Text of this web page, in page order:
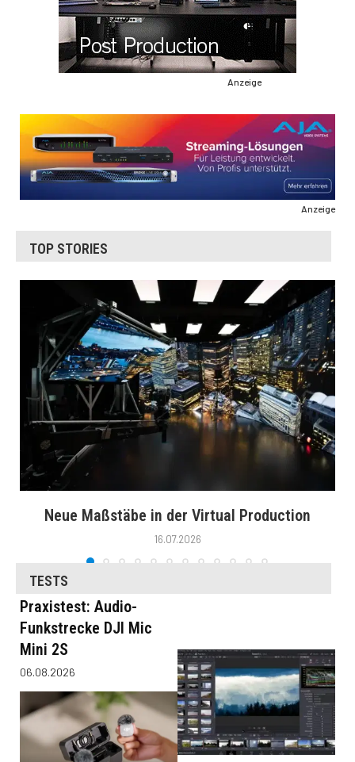
Anzeige
Anzeige
TOP STORIES
Neue Maßstäbe in der Virtual Production
16.07.2026
TESTS
Praxistest: Audio-
Funkstrecke DJI Mic
Mini 2S
06.08.2026